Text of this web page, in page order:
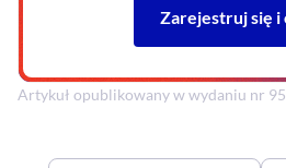
Artykuł opublikowany w wydaniu nr 95